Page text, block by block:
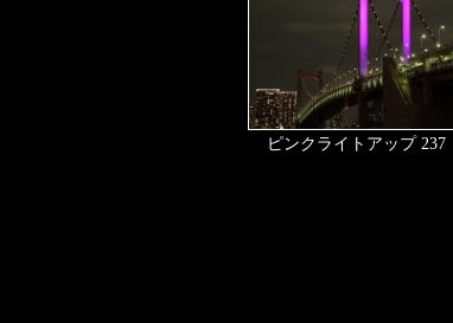
ピンクライトアップ 237